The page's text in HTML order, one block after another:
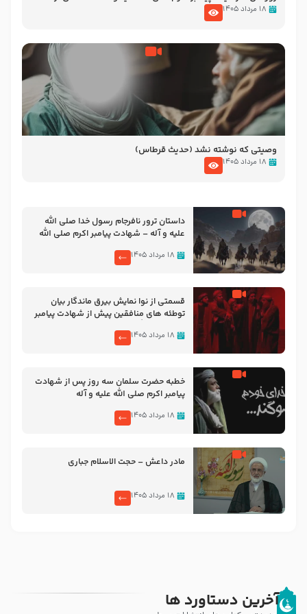
نوانمایش حرامیان در احرام – 1389
۱۸ مرداد ۱۴۰۵
وصیتی که نوشته نشد (حدیث قرطاس)
۱۸ مرداد ۱۴۰۵
‌‌‌‌‌‌‌داستان ترور نافرجام رسول خدا صلی الله
علیه و آله – شهادت پیامبر اکرم صلی الله
۱۸ مرداد ۱۴۰۵
قسمتی از نوا نمایش بیرق ماندگار بیان
توطئه های منافقین پیش از شهادت پیامبر
۱۸ مرداد ۱۴۰۵
خطبه حضرت سلمان سه روز پس از شهادت
پیامبر اکرم صلی الله علیه و آله
۱۸ مرداد ۱۴۰۵
مادر داعش – حجت الاسلام جباری
۱۸ مرداد ۱۴۰۵
آخرین دستاورد ها